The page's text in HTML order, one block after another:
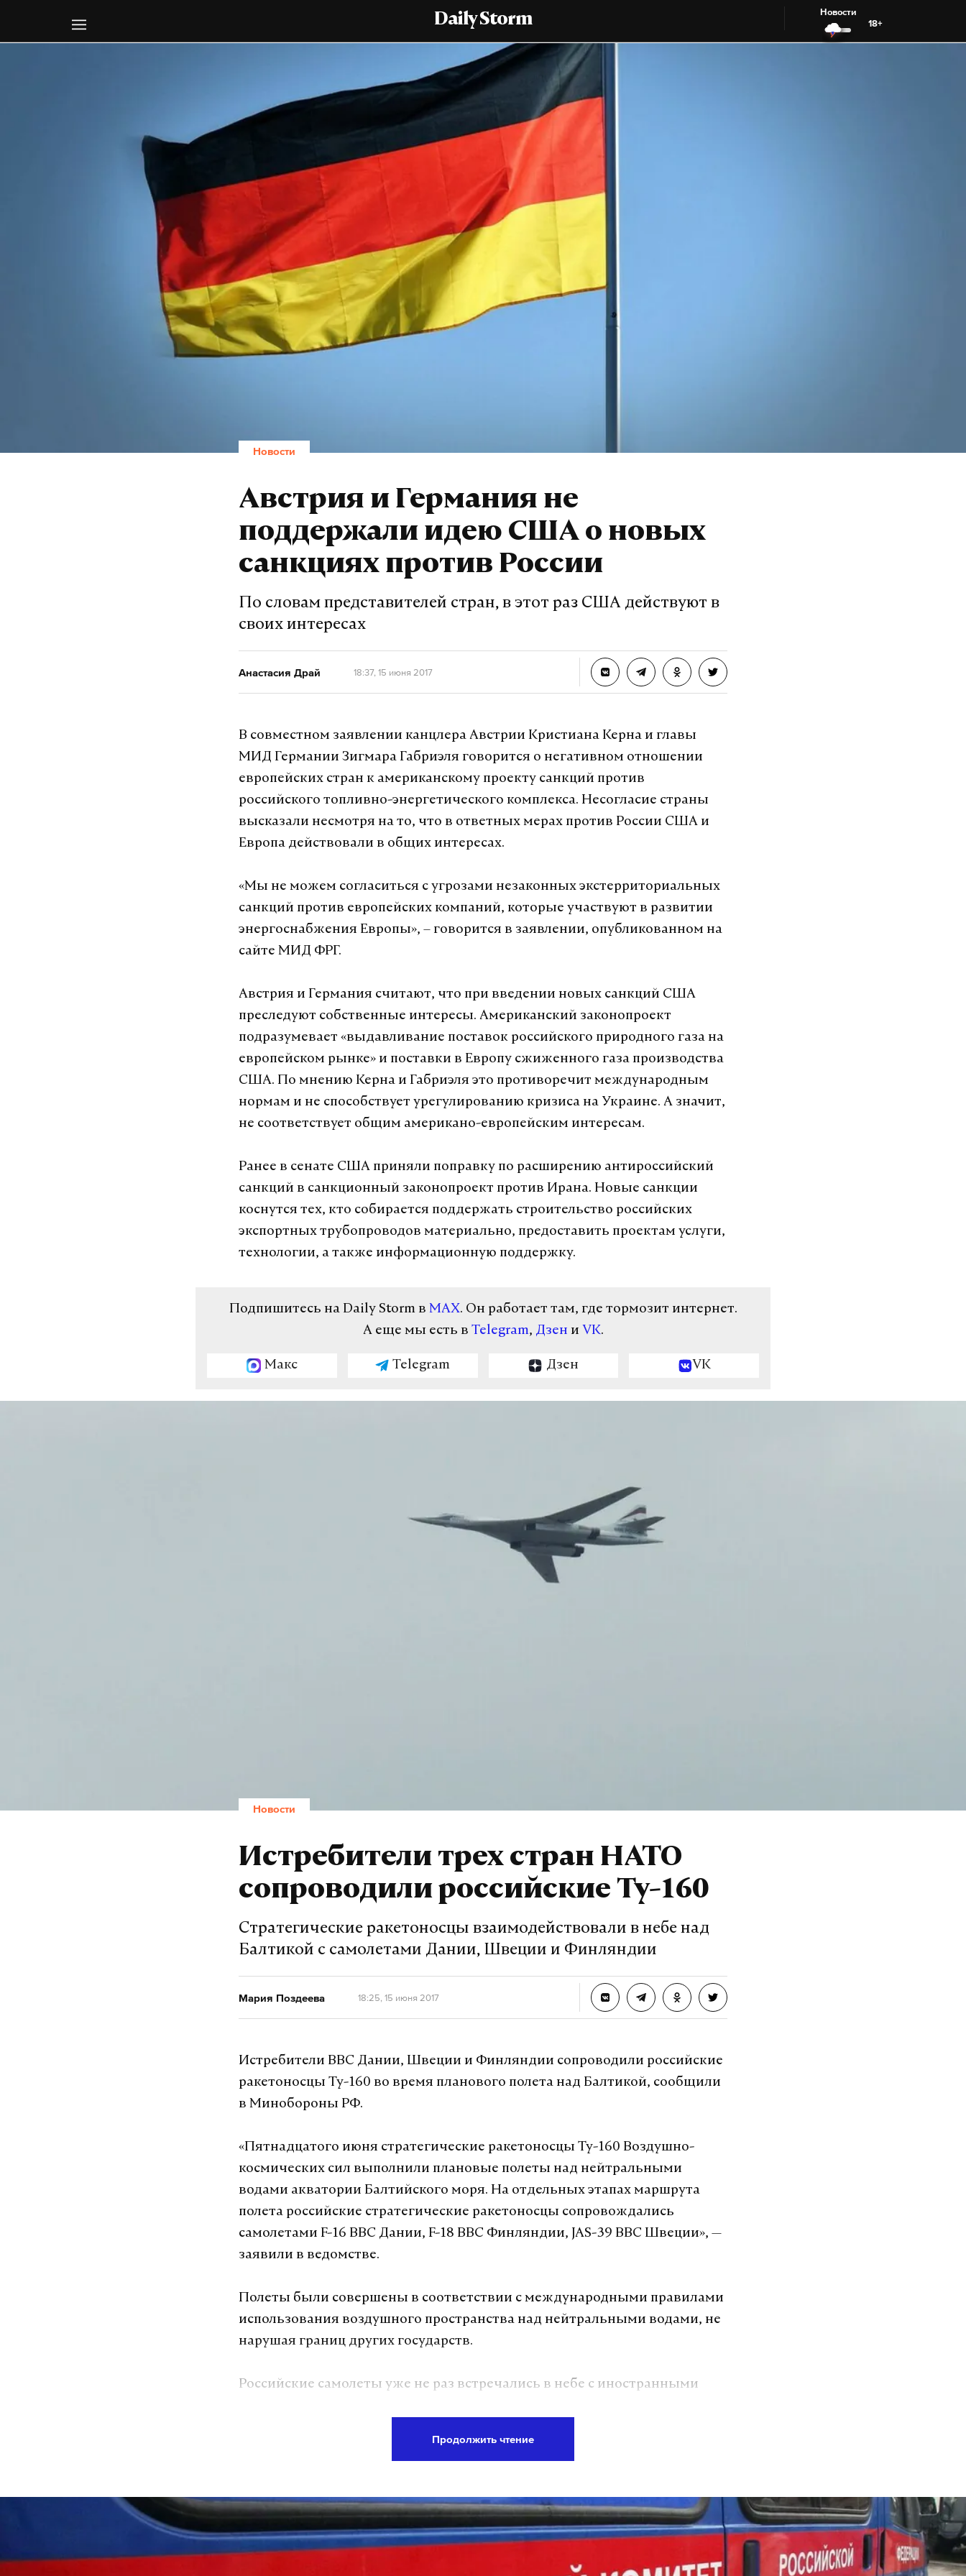
Daily Storm
Новости
18+
Новости
Австрия и Германия не
поддержали идею США о новых
санкциях против России
По словам представителей стран, в этот раз США действуют в
своих интересах
Анастасия Драй 18:37, 15 июня 2017
В совместном заявлении канцлера Австрии Кристиана Керна и главы
МИД Германии Зигмара Габриэля говорится о негативном отношении
европейских стран к американскому проекту санкций против
российского топливно-энергетического комплекса. Несогласие страны
высказали несмотря на то, что в ответных мерах против России США и
Европа действовали в общих интересах.
«Мы не можем согласиться с угрозами незаконных экстерриториальных
санкций против европейских компаний, которые участвуют в развитии
энергоснабжения Европы», – говорится в заявлении, опубликованном на
сайте МИД ФРГ.
Австрия и Германия считают, что при введении новых санкций США
преследуют собственные интересы. Американский законопроект
подразумевает «выдавливание поставок российского природного газа на
европейском рынке» и поставки в Европу сжиженного газа производства
США. По мнению Керна и Габриэля это противоречит международным
нормам и не способствует урегулированию кризиса на Украине. А значит,
не соответствует общим американо-европейским интересам.
Ранее в сенате США приняли поправку по расширению антироссийский
санкций в санкционный законопроект против Ирана. Новые санкции
коснутся тех, кто собирается поддержать строительство российских
экспортных трубопроводов материально, предоставить проектам услуги,
технологии, а также информационную поддержку.
Подпишитесь на Daily Storm в MAX. Он работает там, где тормозит интернет.
А еще мы есть в Telegram, Дзен и VK.
Макс Telegram Дзен VK
Новости
Истребители трех стран НАТО
сопроводили российские Ту-160
Стратегические ракетоносцы взаимодействовали в небе над
Балтикой с самолетами Дании, Швеции и Финляндии
Мария Поздеева 18:25, 15 июня 2017
Истребители ВВС Дании, Швеции и Финляндии сопроводили российские
ракетоносцы Ту-160 во время планового полета над Балтикой, сообщили
в Минобороны РФ.
«Пятнадцатого июня стратегические ракетоносцы Ту-160 Воздушно-
космических сил выполнили плановые полеты над нейтральными
водами акватории Балтийского моря. На отдельных этапах маршрута
полета российские стратегические ракетоносцы сопровождались
самолетами F-16 ВВС Дании, F-18 ВВС Финляндии, JAS-39 ВВС Швеции», —
заявили в ведомстве.
Полеты были совершены в соответствии с международными правилами
использования воздушного пространства над нейтральными водами, не
нарушая границ других государств.
Российские самолеты уже не раз встречались в небе с иностранными
сопровождение Ту-95МС истребителями ВВС США возле Аляски.
Подпишитесь на Daily Storm вMAX. Он работает там, где тормозит интернет.
А еще мы есть вTelegram,ДзениVK.
Дзен VK
Продолжить чтение